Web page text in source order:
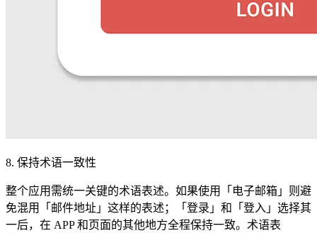
8. 保持术语一致性
整个应用需统一关键的术语表述。如果使用「电子邮箱」则避
免混用「邮件地址」这样的表述；「登录」和「登入」选择其
一后，在 APP 和页面的其他地方全程保持一致。术语表